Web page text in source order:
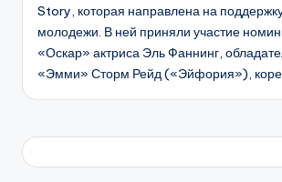
Story, которая направлена на
молодежи. В ней приняли участие
«Оскар» актриса Эль Фаннинг,
«Эмми» Сторм Рейд («Эйфория»),